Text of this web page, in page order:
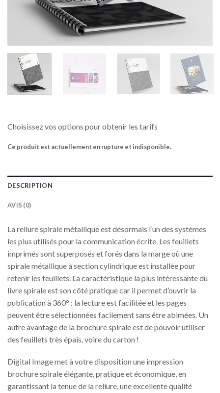
Choisissez vos options pour obtenir les tarifs
Ce produit est actuellement en rupture et indisponible.
DESCRIPTION
AVIS (0)
La reliure spirale métallique est désormais l’un des systèmes
les plus utilisés pour la communication écrite. Les feuillets
imprimés sont superposés et forés dans la marge où une
spirale métallique à section cylindrique est installée pour
retenir les feuillets. La caractéristique la plus intéressante du
livre spirale est son côté pratique car il permet d’ouvrir la
publication à 360° : la lecture est facilitée et les pages
peuvent être sélectionnées facilement sans être abimées. Un
autre avantage de la brochure spirale est de pouvoir utiliser
des feuillets très épais, voire du carton !
Digital Image met à votre disposition une impression
brochure spirale élégante, pratique et économique, en
garantissant la tenue de la reliure, une excellente qualité